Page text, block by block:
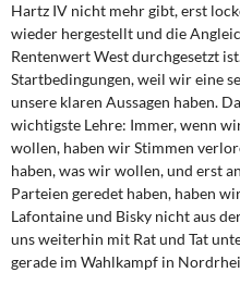
Hartz IV nicht mehr gibt, erst
wieder hergestellt und die
Rentenwert West durchgesetzt
Startbedingungen, weil wir eine
unsere klaren Aussagen haben.
wichtigste Lehre: Immer, wenn
wollen, haben wir Stimmen
haben, was wir wollen, und erst
Parteien geredet haben, haben
Lafontaine und Bisky nicht aus
uns weiterhin mit Rat und Tat
gerade im Wahlkampf in